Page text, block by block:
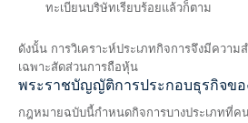
ทะเบียนบริษัทเรียบร้อยแล้วก็ตาม
ดังนั้น การวิเคราะห์ประเภทกิจการจึงมีควา
เฉพาะสัดส่วนการถือหุ้น
พระราชบัญญัติการประกอบธุรกิจขอ
กฎหมายฉบับนี้กำหนดกิจการบางประเภทที่ค